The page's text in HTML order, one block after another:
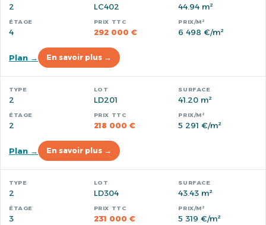
2 LC402 44.94 m²
4 292 000 € 6 498 €/m²
Plan → En savoir plus →
2 LD201 41.20 m²
2 218 000 € 5 291 €/m²
Plan → En savoir plus →
2 LD304 43.43 m²
3 231 000 € 5 319 €/m²